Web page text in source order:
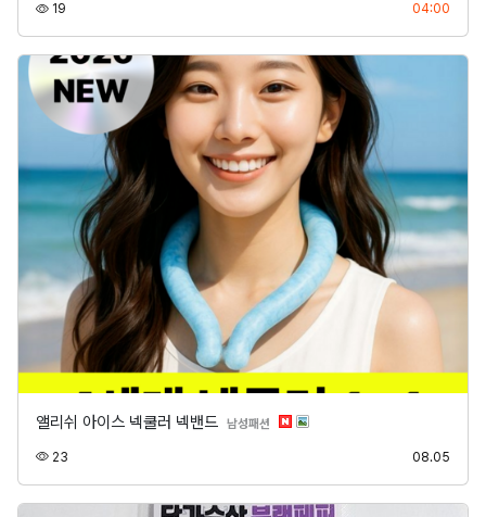
19 04:00
앨리쉬 아이스 넥쿨러 넥밴드 남성패션 분류
23 08.05